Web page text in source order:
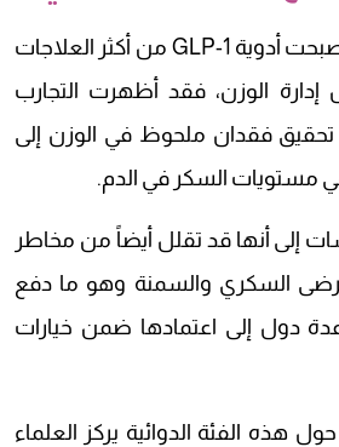
في السنوات الأخيرة أصبحت أدوية GLP-1 من أكثر العلاجات
إدارة الوزن، فقد أظهرت التجارب
تحقيق فقدان ملحوظ في الوزن إلى
مستويات السكر في الدم.
إلى أنها قد تقلل أيضاً من مخاطر
السكري والسمنة وهو ما دفع
دول إلى اعتمادها ضمن خيارات
هذه الفئة الدوائية يركز العلماء